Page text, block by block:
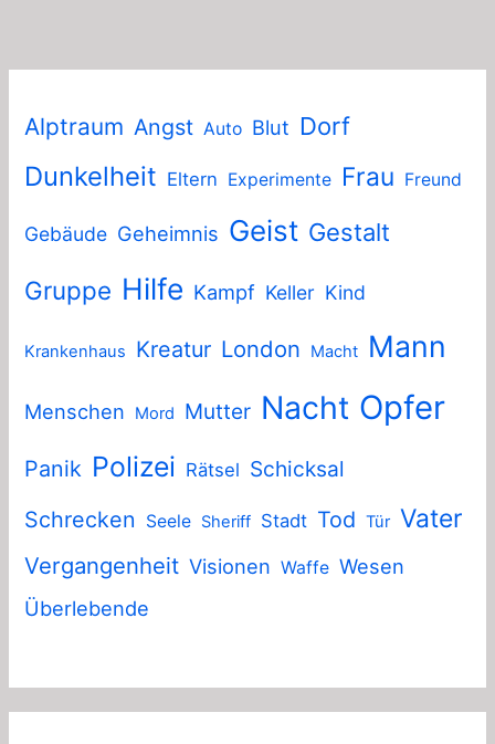
Alptraum Angst Auto Blut Dorf
Dunkelheit Eltern Experimente Frau Freund
Gebäude Geheimnis Geist Gestalt
Gruppe Hilfe Kampf Keller Kind
Krankenhaus Kreatur London Macht Mann
Menschen Mord Mutter Nacht Opfer
Panik Polizei Rätsel Schicksal
Schrecken
Seele Sheriff Stadt Tod Tür Vater
Vergangenheit Visionen Waffe Wesen
Überlebende